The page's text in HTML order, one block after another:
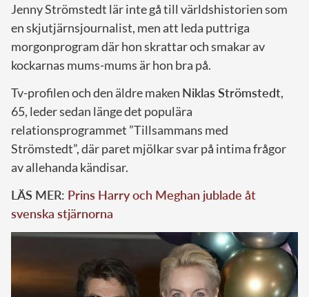
Jenny Strömstedt lär inte gå till världshistorien som
en skjutjärnsjournalist, men att leda puttriga
morgonprogram där hon skrattar och smakar av
kockarnas mums-mums är hon bra på.
Tv-profilen och den äldre maken Niklas Strömstedt,
65, leder sedan länge det populära
relationsprogrammet ”Tillsammans med
Strömstedt”, där paret mjölkar svar på intima frågor
av allehanda kändisar.
LÄS MER: Prins Harry och Meghan jublade åt
svenska stjärnorna